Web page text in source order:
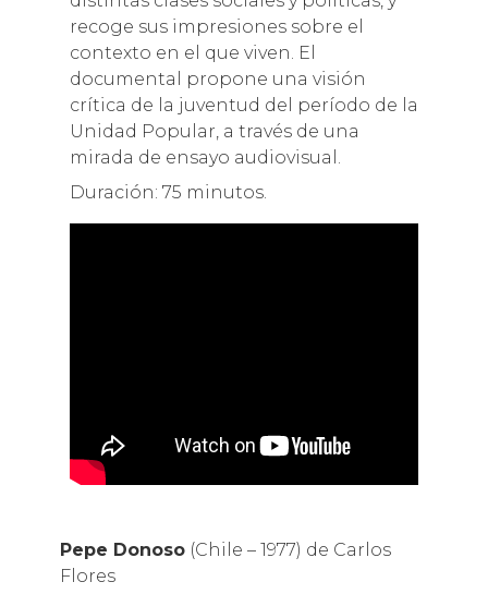
recoge sus impresiones sobre el
contexto en el que viven. El
documental propone una visión
crítica de la juventud del período de la
Unidad Popular, a través de una
mirada de ensayo audiovisual.
Duración: 75 minutos.
Pepe Donoso(Chile – 1977) de Carlos
Flores